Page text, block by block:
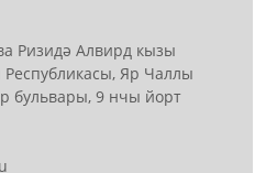
Ризидә Алвирд кызы
Республикасы, Яр Чаллы
бульвары, 9 нчы йорт